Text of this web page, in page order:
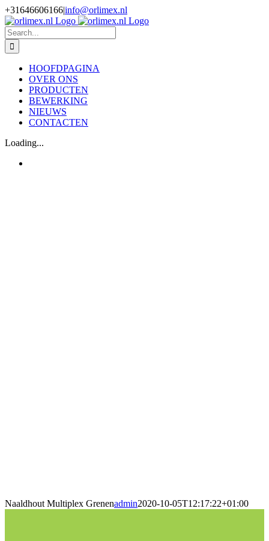
Skip
to
content
+31646606166|info@orlimex.nl
Facebook
Instagram
LinkedIn
Twitter
Search
for:
HOOFDPAGINA
OVER ONS
PRODUCTEN
BEWERKING
NIEUWS
CONTACTEN
Loading...
Naaldhout Multiplex Grenenadmin2020-10-05T12:17:22+01:00